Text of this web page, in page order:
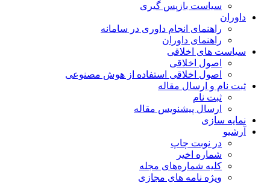
سیاست بازپس گیری
داوران
راهنمای انجام داوری در سامانه
راهنمای داوران
سیاست های اخلاقی
اصول اخلاقی
اصول اخلاقی استفاده از هوش مصنوعی
ثبت نام و ارسال مقاله
ثبت نام
ارسال پیشنویس مقاله
نمایه سازی
آرشیو
در نوبت چاپ
شماره اخیر
کلیه شماره‌های مجله
ویژه نامه های مجازی